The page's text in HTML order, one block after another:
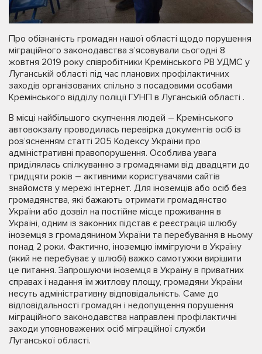
Про обізнаність громадян нашої області щодо порушення
міграційного законодавства з’ясовували сьогодні 8
жовтня 2019 року співробітники Кремінського РВ УДМС у
Луганській області під час планових профілактичних
заходів організованих cпільно з посадовими особами
Кремінського відділу поліції ГУНП в Луганській області .
В місці найбільшого скупчення людей – Кремінського
автовокзалу проводилась перевірка документів осіб із
роз’ясненням статті 205 Кодексу України про
адміністративні правопорушення. Особлива увага
приділялась спілкуванню з громадянами від двадцяти до
тридцяти років – активними користувачами сайтів
знайомств у мережі інтернет. Для іноземців або осіб без
громадянства, які бажають отримати громадянство
України або дозвіл на постійне місце проживання в
Україні, одним із законних підстав є реєстрація шлюбу
іноземця з громадянином України та перебування в ньому
понад 2 роки. Фактично, іноземцю іммігруючи в Україну
(який не перебуває у шлюбі) важко самотужки вирішити
це питання. Запрошуючи іноземця в Україну в приватних
справах і надання їм житлову площу, громадяни України
несуть адміністративну відповідальність. Саме до
відповідальності громадян і недопущення порушення
міграційного законодавства направлені профілактичні
заходи уповноважених осіб міграційної служби
Луганської області.